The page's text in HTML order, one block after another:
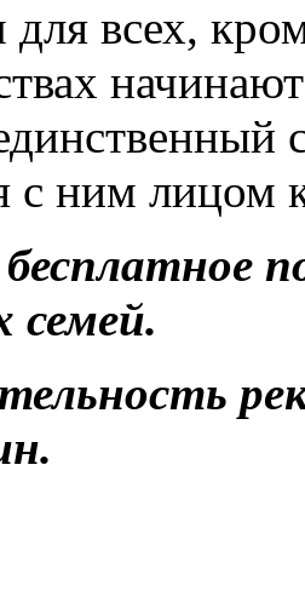
всех,
с ним лицом
семей.